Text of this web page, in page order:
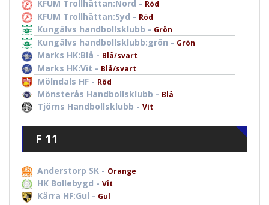
KFUM Trollhättan:Nord - Röd
KFUM Trollhättan:Syd - Röd
Kungälvs handbollsklubb - Grön
Kungälvs handbollsklubb:grön - Grön
Marks HK:Blå - Blå/svart
Marks HK:Vit - Blå/svart
Mölndals HF - Röd
Mönsterås Handbollsklubb - Blå
Tjörns Handbollsklubb - Vit
F 11
Anderstorp SK - Orange
HK Bollebygd - Vit
Kärra HF:Gul - Gul